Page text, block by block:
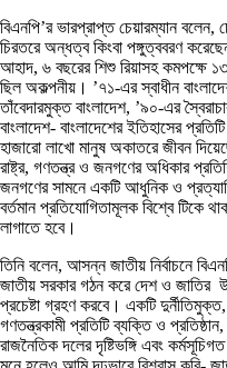
বিএনপি’র ভারপ্রাপ্ত চেয়ারম্যান বলেন,
চিরতরে অন্ধত্ব কিংবা পঙ্গুত্ববরণ
আহাদ, ৬ বছরের শিশু রিয়াসহ কমপক্ষে
ছিল অকল্পনীয়। ’৭১-এর স্বাধীন
তাঁবেদারমুক্ত বাংলাদেশ, ’৯০-এর
বাংলাদেশ- বাংলাদেশের ইতিহাসের
হাজারো লাখো মানুষ অকাতরে জীবন
রাষ্ট্র, গণতন্ত্র ও জনগণের অধিকার
জনগণের সামনে একটি আধুনিক ও
বর্তমান প্রতিযোগিতামূলক বিশ্বে
লাগাতে হবে।
তিনি বলেন, আসন্ন জাতীয় নির্বাচনে
জাতীয় সরকার গঠন করে দেশ ও জাতির
প্রচেষ্টা গ্রহণ করবে। একটি
গণতন্ত্রকামী প্রতিটি ব্যক্তি ও
রাজনৈতিক দলের দৃষ্টিভঙ্গি এবং